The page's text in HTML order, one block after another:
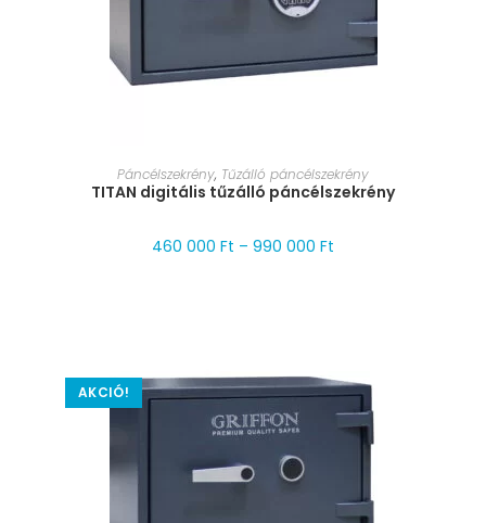
MÉRET VÁLASZTÁSA
Páncélszekrény, Tűzálló páncélszekrény
TITAN digitális tűzálló páncélszekrény
460 000 Ft – 990 000 Ft
AKCIÓ!